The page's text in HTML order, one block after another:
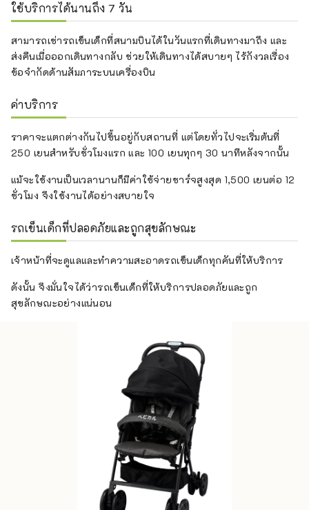
ใช้บริการได้นานถึง 7 วัน
สามารถเช่ารถเข็นเด็กที่สนามบินได้ในวันแรกที่เดินทางมาถึง และ
ส่งคืนเมื่อออกเดินทางกลับ ช่วยให้เดินทางได้สบายๆ ไร้กังวลเรื่อง
ข้อจำกัดด้านสัมภาระบนเครื่องบิน
ค่าบริการ
ราคาจะแตกต่างกันไปขึ้นอยู่กับสถานที่ แต่โดยทั่วไปจะเริ่มต้นที่
250 เยนสำหรับชั่วโมงแรก และ 100 เยนทุกๆ 30 นาทีหลังจากนั้น
แม้จะใช้งานเป็นเวลานานก็มีค่าใช้จ่ายชาร์จสูงสุด 1,500 เยนต่อ 12
ชั่วโมง จึงใช้งานได้อย่างสบายใจ
รถเข็นเด็กที่ปลอดภัยและถูกสุขลักษณะ
เจ้าหน้าที่จะดูแลและทำความสะอาดรถเข็นเด็กทุกคันที่ให้บริการ
ดังนั้น จึงมั่นใจได้ว่ารถเข็นเด็กที่ให้บริการปลอดภัยและถูก
สุขลักษณะอย่างแน่นอน